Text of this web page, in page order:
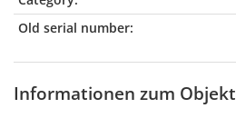
Old serial number:
Informationen zum Objekt